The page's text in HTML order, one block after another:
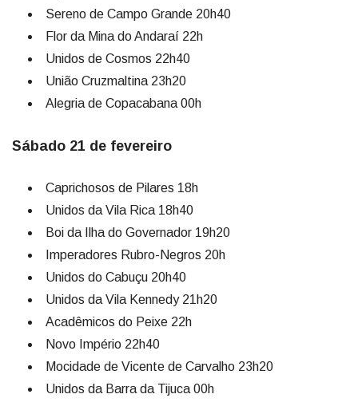
Sereno de Campo Grande 20h40
Flor da Mina do Andaraí 22h
Unidos de Cosmos 22h40
União Cruzmaltina 23h20
Alegria de Copacabana 00h
Sábado 21 de fevereiro
Caprichosos de Pilares 18h
Unidos da Vila Rica 18h40
Boi da Ilha do Governador 19h20
Imperadores Rubro-Negros 20h
Unidos do Cabuçu 20h40
Unidos da Vila Kennedy 21h20
Acadêmicos do Peixe 22h
Novo Império 22h40
Mocidade de Vicente de Carvalho 23h20
Unidos da Barra da Tijuca 00h